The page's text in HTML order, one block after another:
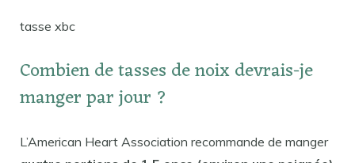
tasse xbc
Combien de tasses de noix devrais-je
manger par jour ?
L’American Heart Association recommande de manger